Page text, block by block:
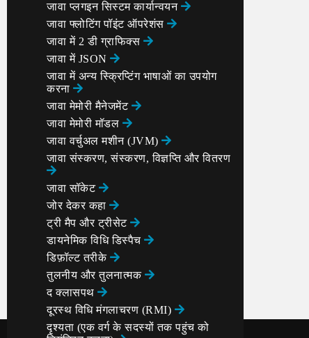
जावा प्लगइन सिस्टम कार्यान्वयन
जावा फ्लोटिंग पॉइंट ऑपरेशंस
जावा में 2 डी ग्राफिक्स
जावा में JSON
जावा में अन्य स्क्रिप्टिंग भाषाओं का उपयोग
करना
जावा मेमोरी मैनेजमेंट
जावा मेमोरी मॉडल
जावा वर्चुअल मशीन (JVM)
जावा संस्करण, संस्करण, विज्ञप्ति और वितरण
जावा सॉकेट
जोर देकर कहा
ट्री मैप और ट्रीसेट
डायनेमिक विधि डिस्पैच
डिफ़ॉल्ट तरीके
तुलनीय और तुलनात्मक
द क्लासपथ
दूरस्थ विधि मंगलाचरण (RMI)
दृश्यता (एक वर्ग के सदस्यों तक पहुंच को